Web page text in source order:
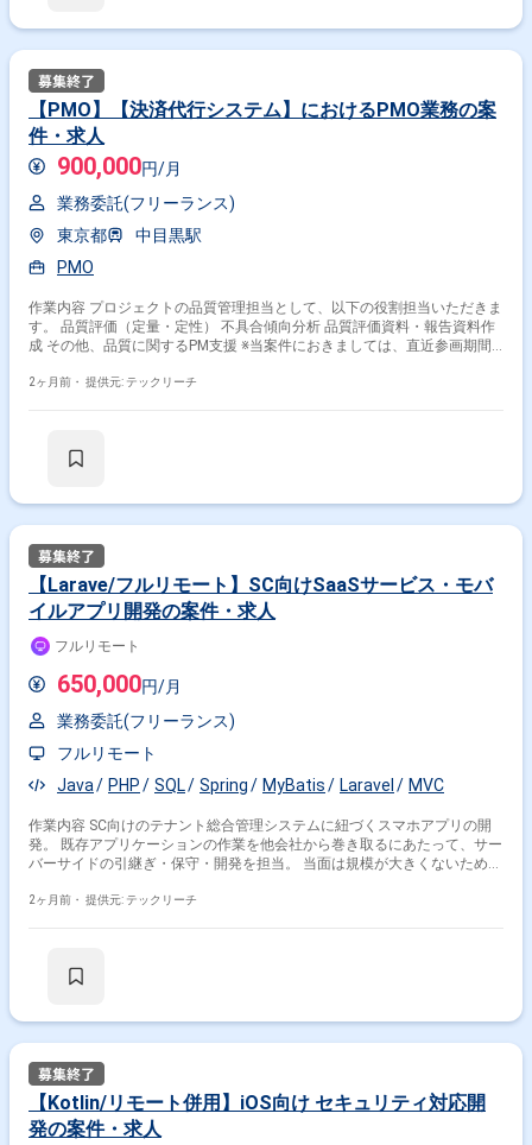
す。 ※成長意欲が高く、スキルを急速に伸ばしたい方に最適 ※将来リーダ
ーを目指す方歓迎 ＝＝＝＝＝ ※重要※ ▼必ずお読みください▼ 【必須要
件】 ・20～30代までの方、活躍中！ ・社会人経験必須 ・外国籍の場合、
JLPT(N1)もしくはJPT700点以上のビジネス上級レベル必須 ・週5日稼働
必須 ・エンジニア実務経験3年以上必須 ＝＝＝＝＝ ★本案件の最新の状況
は、担当者までお問合せ下さい。 ★期間：随時～
【PMO】【決済代行システム】におけるPMO業務の案
件・求人
900,000円/月
業務委託(フリーランス)
東京都
中目黒駅
PMO
作業内容 プロジェクトの品質管理担当として、以下の役割担当いただきま
す。 品質評価（定量・定性） 不具合傾向分析 品質評価資料・報告資料作
成 その他、品質に関するPM支援 ※当案件におきましては、直近参画期間
合退場は対象外） ※20代〜30代が中心で活気ある雰囲気です。 ※成長意欲
はJPT700点以上のビジネス上級レベル必須 ・週5日稼働必須 ・エンジニ
2ヶ月前・ 提供元: テックリーチ
【Larave/フルリモート】SC向けSaaSサービス・モバ
イルアプリ開発の案件・求人
フルリモート
650,000円/月
業務委託(フリーランス)
フルリモート
Java
PHP SQL Spring MyBatis Laravel MVC
作業内容 SC向けのテナント総合管理システムに紐づくスマホアプリの開
発。 既存アプリケーションの作業を他会社から巻き取るにあたって、サー
バーサイドの引継ぎ・保守・開発を担当。 当面は規模が大きくないため、
発プロジェクトも兼任。 ※当案件におきましては、直近参画期間が半年以
＝＝ ※重要※ ▼必ずお読みください▼ 【必須要件】 ・20～30代までの
2ヶ月前・ 提供元: テックリーチ
【Kotlin/リモート併用】iOS向け セキュリティ対応開
発の案件・求人